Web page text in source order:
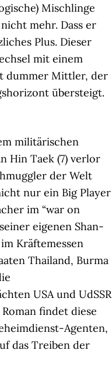
Mischlinge
mehr. Dass er
Plus. Dieser
mit einem
dummer Mittler, der
übersteigt.
militärischen
Hin Taek (7) verlor
der Welt
nur ein Big Player
im “war on
eigenen Shan-
Kräftemessen
Thailand, Burma
USA und UdSSR
findet diese
Agenten,
das Treiben der